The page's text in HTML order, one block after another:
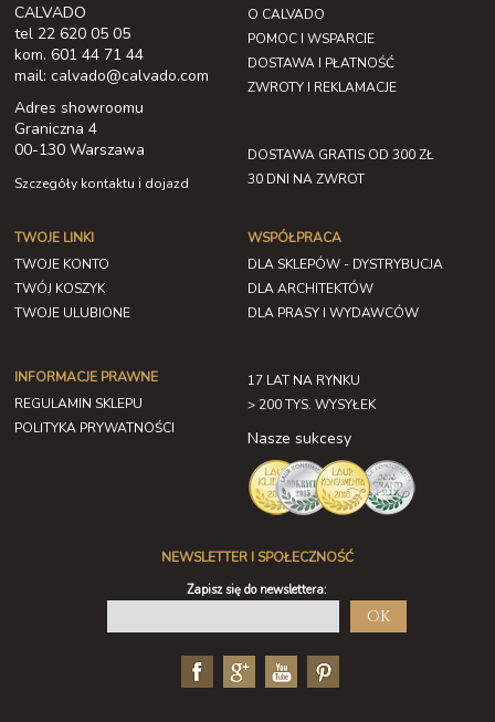
CALVADO
tel 22 620 05 05
kom. 601 44 71 44
mail: calvado@calvado.com
Adres showroomu
Graniczna 4
00-130 Warszawa
Szczegóły kontaktu i dojazd
O CALVADO
POMOC I WSPARCIE
DOSTAWA I PŁATNOŚĆ
ZWROTY I REKLAMACJE
DOSTAWA GRATIS OD 300 ZŁ
30 DNI NA ZWROT
TWOJE LINKI
TWOJE KONTO
TWÓJ KOSZYK
TWOJE ULUBIONE
INFORMACJE PRAWNE
REGULAMIN SKLEPU
POLITYKA PRYWATNOŚCI
WSPÓŁPRACA
DLA SKLEPÓW - DYSTRYBUCJA
DLA ARCHITEKTÓW
DLA PRASY I WYDAWCÓW
17 LAT NA RYNKU
> 200 TYS. WYSYŁEK
Nasze sukcesy
NEWSLETTER I SPOŁECZNOŚĆ
Zapisz się do newslettera:
OK